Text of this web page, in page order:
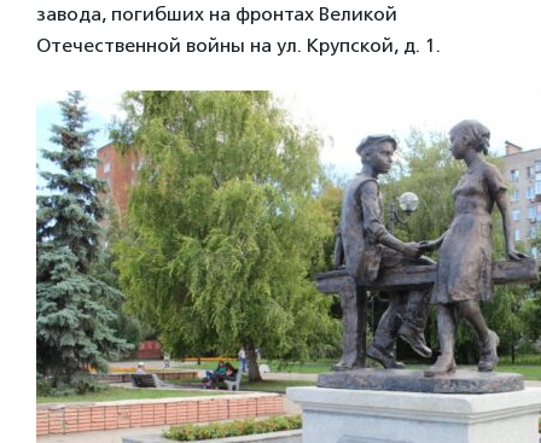
завода, погибших на фронтах Великой
Отечественной войны на ул. Крупской, д. 1.